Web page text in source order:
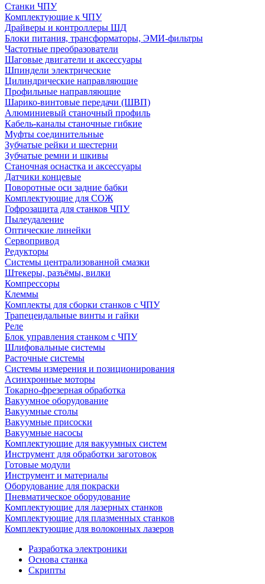
Станки ЧПУ
Комплектующие к ЧПУ
Драйверы и контроллеры ШД
Блоки питания, трансформаторы, ЭМИ-фильтры
Частотные преобразователи
Шаговые двигатели и аксессуары
Шпиндели электрические
Цилиндрические направляющие
Профильные направляющие
Шарико-винтовые передачи (ШВП)
Алюминиевый станочный профиль
Кабель-каналы станочные гибкие
Муфты соединительные
Зубчатые рейки и шестерни
Зубчатые ремни и шкивы
Станочная оснастка и аксессуары
Датчики концевые
Поворотные оси задние бабки
Комплектующие для СОЖ
Гофрозащита для станков ЧПУ
Пылеудаление
Оптические линейки
Сервопривод
Редукторы
Системы централизованной смазки
Штекеры, разъёмы, вилки
Компрессоры
Клеммы
Комплекты для сборки станков с ЧПУ
Трапецеидальные винты и гайки
Реле
Блок управления станком с ЧПУ
Шлифовальные системы
Расточные системы
Системы измерения и позиционирования
Асинхронные моторы
Токарно-фрезерная обработка
Вакуумное оборудование
Вакуумные столы
Вакуумные присоски
Вакуумные насосы
Комплектующие для вакуумных систем
Инструмент для обработки заготовок
Готовые модули
Инструмент и материалы
Оборудование для покраски
Пневматическое оборудование
Комплектующие для лазерных станков
Комплектующие для плазменных станков
Комплектующие для волоконных лазеров
Разработка электроники
Основа станка
Скрипты